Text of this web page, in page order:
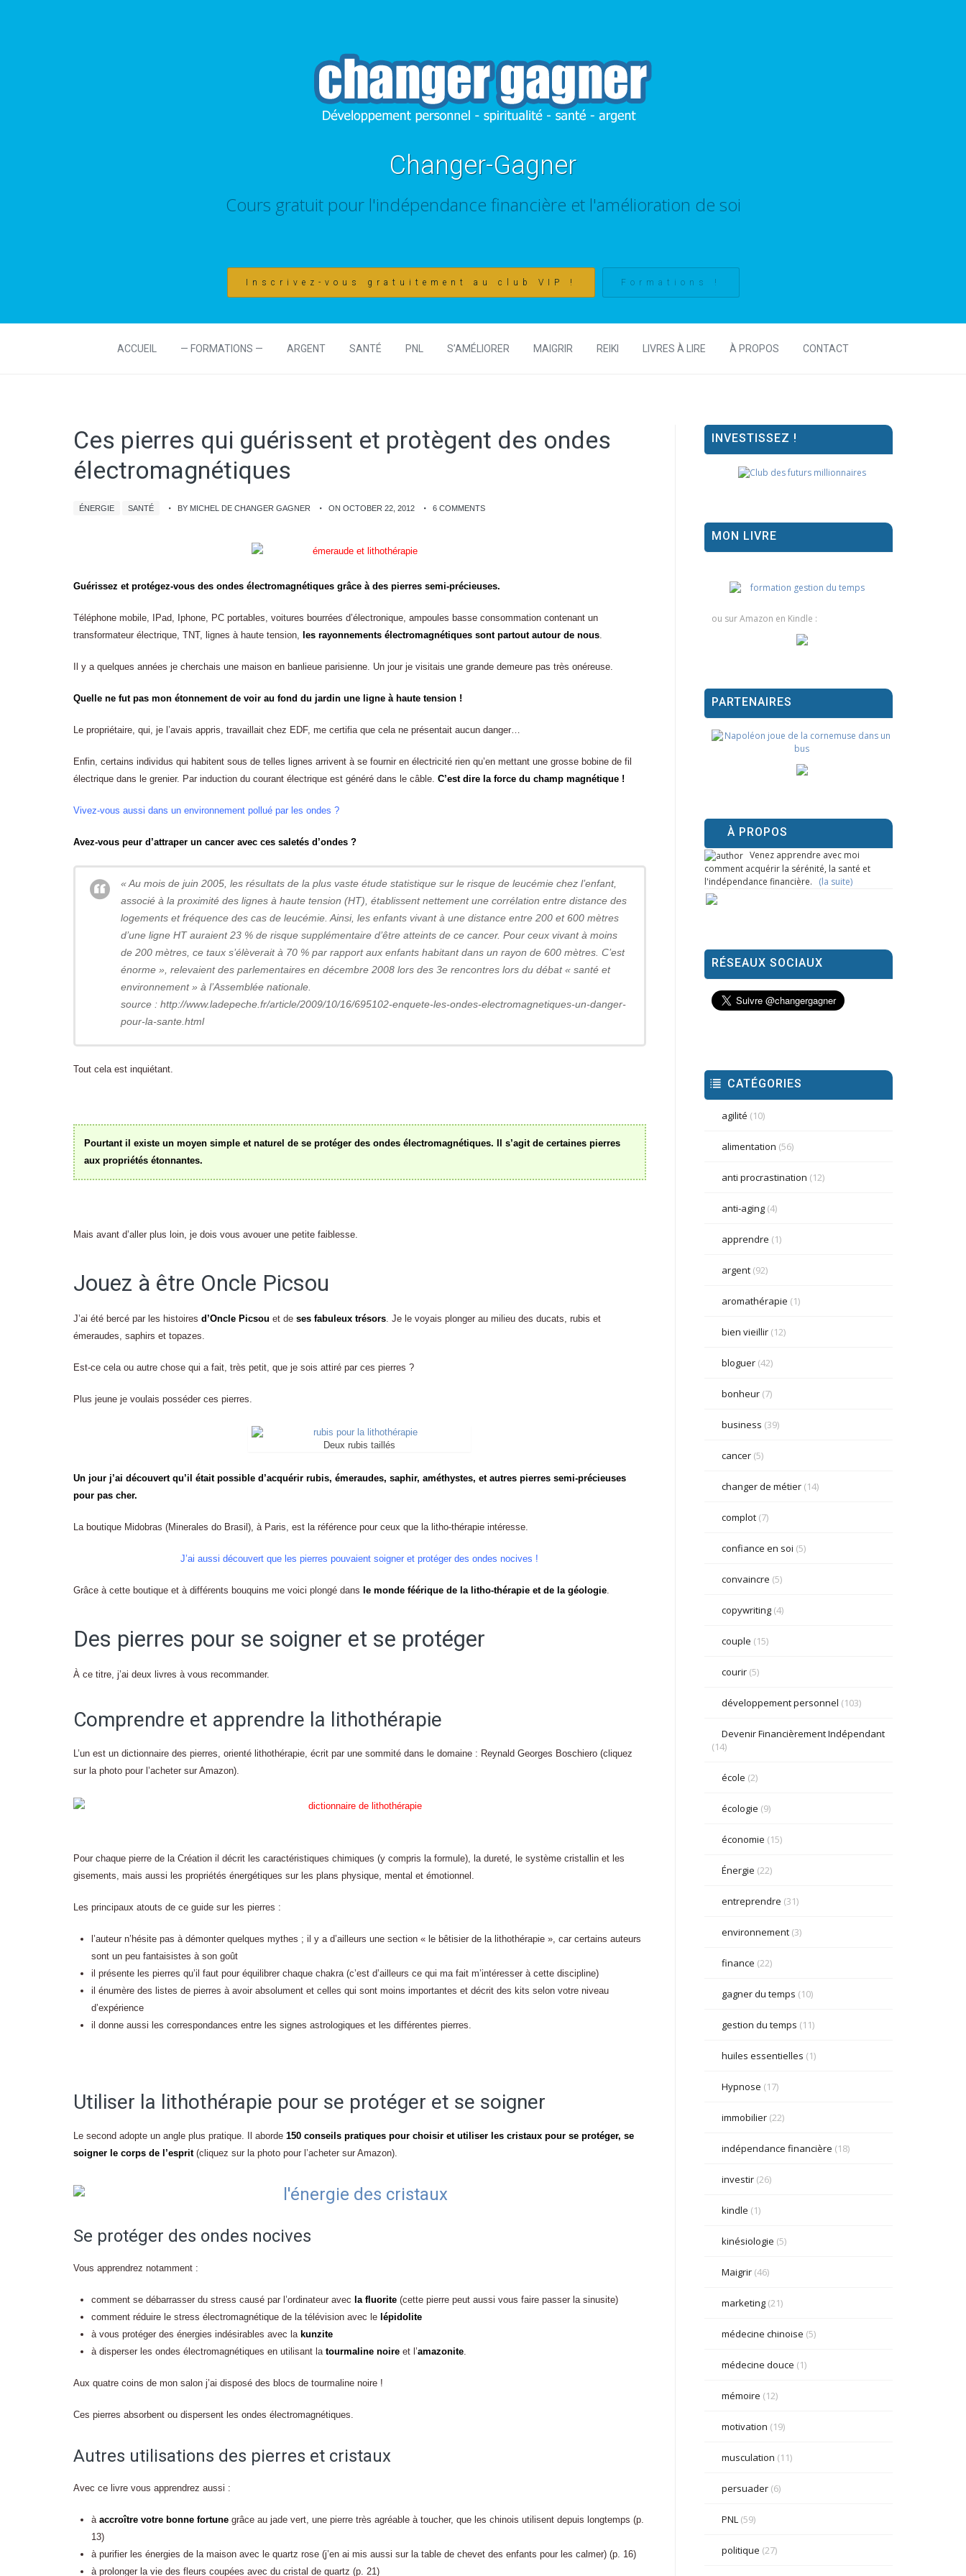
Changer-Gagner
Cours gratuit pour l'indépendance financière et l'amélioration de soi
Inscrivez-vous gratuitement au club VIP ! Formations !
ACCUEIL — FORMATIONS — ARGENT SANTÉ PNL S’AMÉLIORER MAIGRIR REIKI LIVRES À LIRE À PROPOS CONTACT
Ces pierres qui guérissent et protègent des ondes
électromagnétiques
ÉNERGIE SANTÉ BY MICHEL DE CHANGER GAGNER ON OCTOBER 22, 2012 6 COMMENTS
Guérissez et protégez-vous des ondes électromagnétiques grâce à des pierres semi-précieuses.
Téléphone mobile, IPad, Iphone, PC portables, voitures bourrées d’électronique, ampoules basse consommation contenant un
transformateur électrique, TNT, lignes à haute tension, les rayonnements électromagnétiques sont partout autour de nous.
Il y a quelques années je cherchais une maison en banlieue parisienne. Un jour je visitais une grande demeure pas très onéreuse.
Quelle ne fut pas mon étonnement de voir au fond du jardin une ligne à haute tension !
Le propriétaire, qui, je l’avais appris, travaillait chez EDF, me certifia que cela ne présentait aucun danger…
Enfin, certains individus qui habitent sous de telles lignes arrivent à se fournir en électricité rien qu’en mettant une grosse bobine de fil
électrique dans le grenier. Par induction du courant électrique est généré dans le câble. C’est dire la force du champ magnétique !
Vivez-vous aussi dans un environnement pollué par les ondes ?
Avez-vous peur d’attraper un cancer avec ces saletés d’ondes ?
« Au mois de juin 2005, les résultats de la plus vaste étude statistique sur le risque de leucémie chez l’enfant,
associé à la proximité des lignes à haute tension (HT), établissent nettement une corrélation entre distance des
logements et fréquence des cas de leucémie. Ainsi, les enfants vivant à une distance entre 200 et 600 mètres
d’une ligne HT auraient 23 % de risque supplémentaire d’être atteints de ce cancer. Pour ceux vivant à moins
de 200 mètres, ce taux s’élèverait à 70 % par rapport aux enfants habitant dans un rayon de 600 mètres. C’est
énorme », relevaient des parlementaires en décembre 2008 lors des 3e rencontres lors du débat « santé et
environnement » à l’Assemblée nationale.
source : http://www.ladepeche.fr/article/2009/10/16/695102-enquete-les-ondes-electromagnetiques-un-danger-
pour-la-sante.html
Tout cela est inquiétant.
Pourtant il existe un moyen simple et naturel de se protéger des ondes électromagnétiques. Il s’agit de certaines pierres
aux propriétés étonnantes.
Mais avant d’aller plus loin, je dois vous avouer une petite faiblesse.
Jouez à être Oncle Picsou
J’ai été bercé par les histoires d’Oncle Picsou et de ses fabuleux trésors. Je le voyais plonger au milieu des ducats, rubis et
émeraudes, saphirs et topazes.
Est-ce cela ou autre chose qui a fait, très petit, que je sois attiré par ces pierres ?
Plus jeune je voulais posséder ces pierres.
Deux rubis taillés
Un jour j’ai découvert qu’il était possible d’acquérir rubis, émeraudes, saphir, améthystes, et autres pierres semi-précieuses
pour pas cher.
La boutique Midobras (Minerales do Brasil), à Paris, est la référence pour ceux que la litho-thérapie intéresse.
J’ai aussi découvert que les pierres pouvaient soigner et protéger des ondes nocives !
Grâce à cette boutique et à différents bouquins me voici plongé dans le monde féérique de la litho-thérapie et de la géologie.
Des pierres pour se soigner et se protéger
À ce titre, j’ai deux livres à vous recommander.
Comprendre et apprendre la lithothérapie
L’un est un dictionnaire des pierres, orienté lithothérapie, écrit par une sommité dans le domaine : Reynald Georges Boschiero (cliquez
sur la photo pour l’acheter sur Amazon).
Pour chaque pierre de la Création il décrit les caractéristiques chimiques (y compris la formule), la dureté, le système cristallin et les
gisements, mais aussi les propriétés énergétiques sur les plans physique, mental et émotionnel.
Les principaux atouts de ce guide sur les pierres :
l’auteur n’hésite pas à démonter quelques mythes ; il y a d’ailleurs une section « le bêtisier de la lithothérapie », car certains auteurs
sont un peu fantaisistes à son goût
il présente les pierres qu’il faut pour équilibrer chaque chakra (c’est d’ailleurs ce qui ma fait m’intéresser à cette discipline)
il énumère des listes de pierres à avoir absolument et celles qui sont moins importantes et décrit des kits selon votre niveau
d’expérience
il donne aussi les correspondances entre les signes astrologiques et les différentes pierres.
Utiliser la lithothérapie pour se protéger et se soigner
Le second adopte un angle plus pratique. Il aborde 150 conseils pratiques pour choisir et utiliser les cristaux pour se protéger, se
soigner le corps de l’esprit(cliquez sur la photo pour l’acheter sur Amazon).
Se protéger des ondes nocives
Vous apprendrez notamment :
comment se débarrasser du stress causé par l’ordinateur avec la fluorite (cette pierre peut aussi vous faire passer la sinusite)
comment réduire le stress électromagnétique de la télévision avec le lépidolite
à vous protéger des énergies indésirables avec la kunzite
à disperser les ondes électromagnétiques en utilisant la tourmaline noire et l’amazonite.
Aux quatre coins de mon salon j’ai disposé des blocs de tourmaline noire !
Ces pierres absorbent ou dispersent les ondes électromagnétiques.
Autres utilisations des pierres et cristaux
Avec ce livre vous apprendrez aussi :
à accroître votre bonne fortune grâce au jade vert, une pierre très agréable à toucher, que les chinois utilisent depuis longtemps (p.
13)
à purifier les énergies de la maison avec le quartz rose (j’en ai mis aussi sur la table de chevet des enfants pour les calmer) (p. 16)
à prolonger la vie des fleurs coupées avec du cristal de quartz (p. 21)
INVESTISSEZ !
MON LIVRE
ou sur Amazon en Kindle :
PARTENAIRES
À PROPOS
Venez apprendre avec moi
comment acquérir la sérénité, la santé et
l'indépendance financière. (la suite)
RÉSEAUX SOCIAUX
CATÉGORIES
agilité (10)
alimentation (56)
anti procrastination (12)
anti-aging(4)
apprendre (1)
argent(92)
aromathérapie (1)
bien vieillir(12)
bloguer(42)
bonheur(7)
business (39)
cancer(5)
changer de métier(14)
complot(7)
confiance en soi (5)
convaincre (5)
copywriting(4)
couple (15)
courir(5)
développement personnel (103)
Devenir Financièrement Indépendant
(14)
école (2)
écologie (9)
économie (15)
Énergie (22)
entreprendre (31)
environnement(3)
finance (22)
gagner du temps (10)
gestion du temps (11)
huiles essentielles (1)
Hypnose (17)
immobilier(22)
indépendance financière (18)
investir(26)
kindle (1)
kinésiologie (5)
Maigrir(46)
marketing(21)
médecine chinoise (5)
médecine douce (1)
mémoire (12)
motivation (19)
musculation (11)
persuader(6)
PNL (59)
politique (27)